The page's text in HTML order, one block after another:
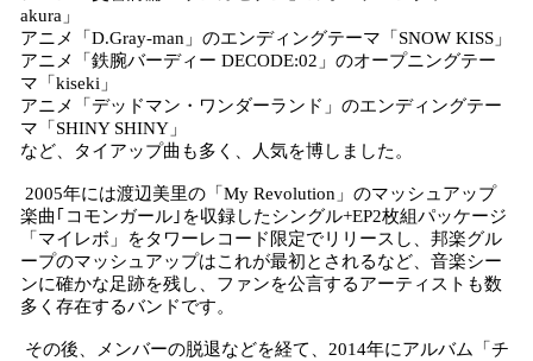
akura」
アニメ「D.Gray-man」のエンディングテーマ「SNOW KISS」
アニメ「鉄腕バーディー DECODE:02」のオープニングテー
マ「kiseki」
アニメ「デッドマン・ワンダーランド」のエンディングテー
マ「SHINY SHINY」
など、タイアップ曲も多く、人気を博しました。
2005年には渡辺美里の「My Revolution」のマッシュアップ
楽曲｢コモンガール｣を収録したシングル+EP2枚組パッケージ
「マイレボ」をタワーレコード限定でリリースし、邦楽グル
ープのマッシュアップはこれが最初とされるなど、音楽シー
ンに確かな足跡を残し、ファンを公言するアーティストも数
多く存在するバンドです。
その後、メンバーの脱退などを経て、2014年にアルバム「チ